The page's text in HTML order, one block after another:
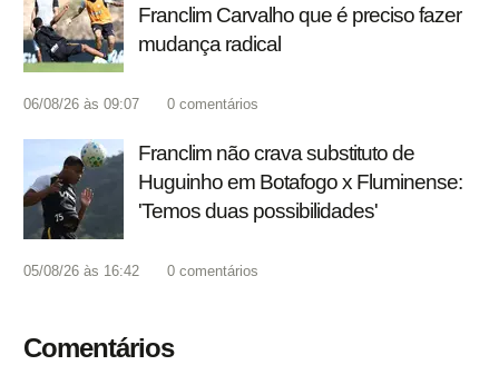
Franclim Carvalho que é preciso fazer
mudança radical
06/08/26 às 09:07 0 comentários
Franclim não crava substituto de
Huguinho em Botafogo x Fluminense:
'Temos duas possibilidades'
05/08/26 às 16:42 0 comentários
Comentários